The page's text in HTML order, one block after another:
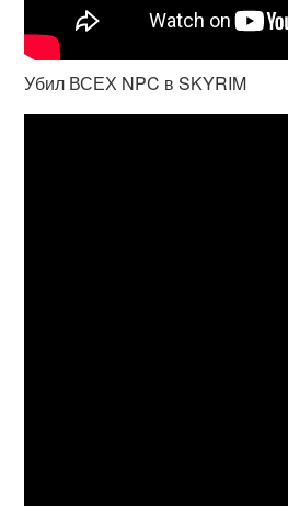
Убил ВСЕХ NPC в SKYRIM